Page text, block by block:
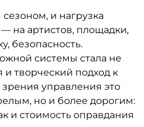
и нагрузка
на артистов, площадки,
безопасность.
системы стала не
творческий подход к
управления это
но и более дорогим:
и стоимость оправдания